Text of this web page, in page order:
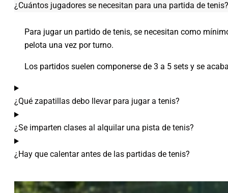
¿Cuántos jugadores se necesitan para una partida de tenis?
Para jugar un partido de tenis, se necesitan como
pelota una vez por turno.
Los partidos suelen componerse de 3 a 5 sets y se
¿Qué zapatillas debo llevar para jugar a tenis?
¿Se imparten clases al alquilar una pista de tenis?
¿Hay que calentar antes de las partidas de tenis?